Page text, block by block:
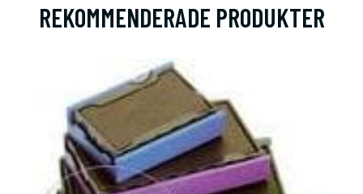
REKOMMENDERADE PRODUKTER